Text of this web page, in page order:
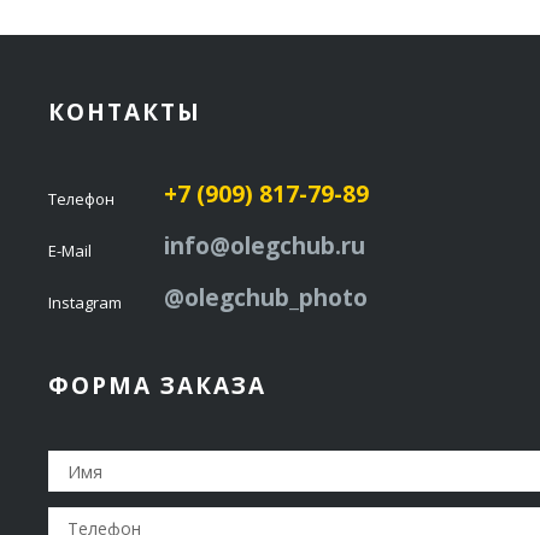
КОНТАКТЫ
Телефон +7 (909) 817-79-89
E-Mail info@olegchub.ru
Instagram @olegchub_photo
ФОРМА ЗАКАЗА